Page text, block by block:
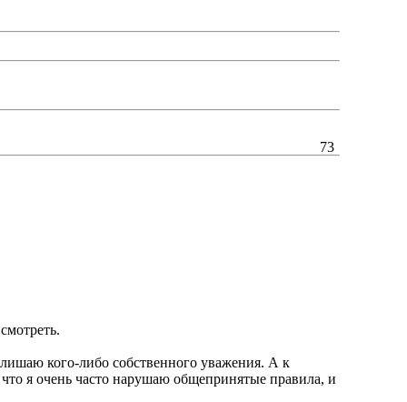
73
кого-либо собственного уважения. А к
я очень часто нарушаю общепринятые правила, и